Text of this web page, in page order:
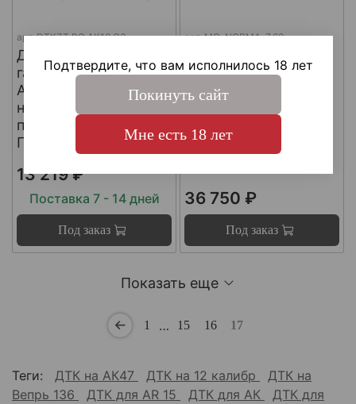
арт.DTKZT PG АК12 G3
ДТКП
газоразгруженный на
АК12 G3 (с
несъемным
пламегасителем) ,
Пафган / PufGun
13 219 ₽
Поставка 7 - 14 дней
Под заказ
арт.MG-NORMA-7.62
газоразгруженный
"NORMA" на
карабины, калибр
30-06, Matilda MG
36 750 ₽
Под заказ
Показать еще
1 … 15 16 17
Теги: ДТК на АК47 ДТК на 12 калибр
ДТК на
Вепрь 136
ДТК для AR 15 ДТК для АК
ДТК для
Подтвердите, что вам исполнилось 18 лет
Покинуть сайт
Мне есть 18 лет